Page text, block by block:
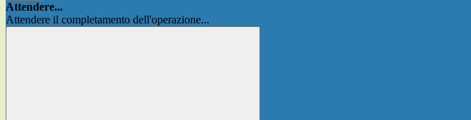
Attendere...
Attendere il completamento dell'operazione...